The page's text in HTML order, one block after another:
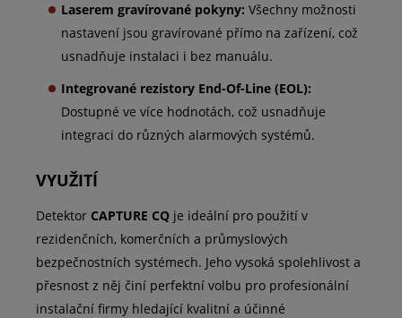
Laserem gravírované pokyny: Všechny možnosti
nastavení jsou gravírované přímo na zařízení, což
usnadňuje instalaci i bez manuálu.
Integrované rezistory End-Of-Line (EOL):
Dostupné ve více hodnotách, což usnadňuje
integraci do různých alarmových systémů.
VYUŽITÍ
Detektor CAPTURE CQ je ideální pro použití v
rezidenčních, komerčních a průmyslových
bezpečnostních systémech. Jeho vysoká spolehlivost a
přesnost z něj činí perfektní volbu pro profesionální
instalační firmy hledající kvalitní a účinné